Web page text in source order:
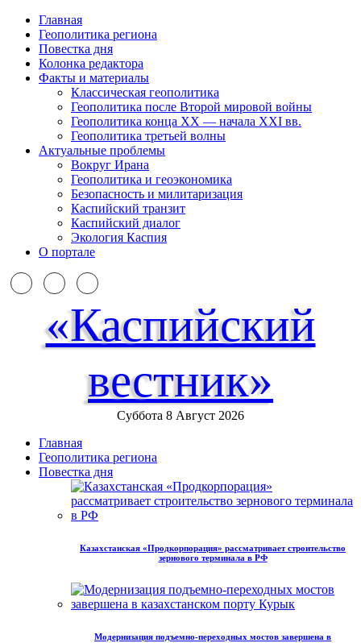
Главная
Геополитика региона
Повестка дня
Колонка редактора
Факты и материалы
Классическая геополитика
Геополитика после Второй мировой войны
Геополитика конца XX — начала XXI вв.
Геополитика третьей волны
Актуальные проблемы
Вокруг Ирана
Геополитика и геоэкономика
Безопасность и милитаризация
Каспийский транзит
Каспийский диалог
Экология Каспия
О портале
«Каспийский
вестник»
Суббота 8 Август 2026
Главная
Геополитика региона
Повестка дня
Казахстанская «Продкорпорация» рассматривает строительство
зернового терминала в РФ
Модернизация подъемно-переходных мостов завершена в